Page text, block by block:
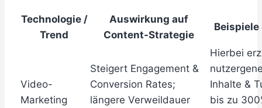
Technologie /
Trend
Auswirkung auf
Content-Strategie
Beispiele
Video-
Marketing
Steigert Engagement &
Conversion Rates;
längere Verweildauer
Hierbei
Inhalte &
bis zu